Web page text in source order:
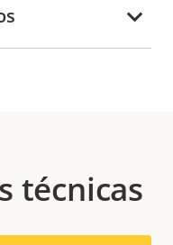
técnicas